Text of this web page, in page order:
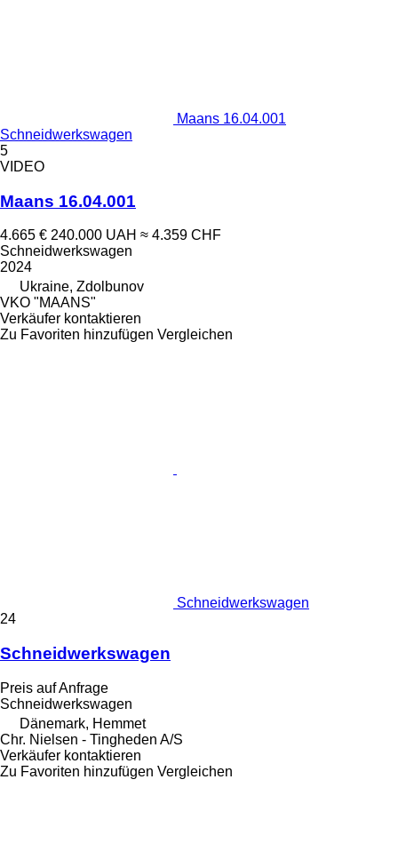
Maans 16.04.001
Schneidwerkswagen
5
VIDEO
Maans 16.04.001
4.665 € 240.000 UAH ≈ 4.359 CHF
Schneidwerkswagen
2024
Ukraine, Zdolbunov
VKO "MAANS"
Verkäufer kontaktieren
Zu Favoriten hinzufügen Vergleichen
Schneidwerkswagen
24
Schneidwerkswagen
Preis auf Anfrage
Schneidwerkswagen
Dänemark, Hemmet
Chr. Nielsen - Tingheden A/S
Verkäufer kontaktieren
Zu Favoriten hinzufügen Vergleichen